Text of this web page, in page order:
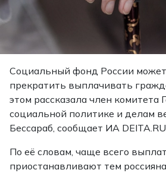
Социальный фонд России
прекратить выплачивать
этом рассказала член комитета
социальной политике и делам
Бессараб, сообщает ИА DEITA.RU.
По её словам, чаще всего
приостанавливают тем